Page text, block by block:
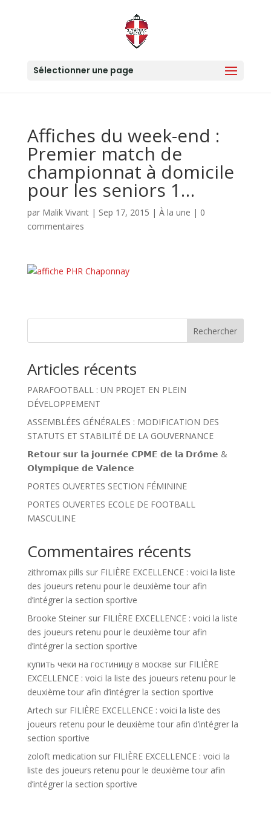
Sélectionner une page
Affiches du week-end :
Premier match de
championnat à domicile
pour les seniors 1…
par Malik Vivant| Sep 17, 2015 | À la une | 0
commentaires
Rechercher
Articles récents
PARAFOOTBALL : UN PROJET EN PLEIN
DÉVELOPPEMENT
ASSEMBLÉES GÉNÉRALES : MODIFICATION DES
STATUTS ET STABILITÉ DE LA GOUVERNANCE
𝗥𝗲𝘁𝗼𝘂𝗿 𝘀𝘂𝗿 𝗹𝗮 𝗷𝗼𝘂𝗿𝗻𝗲́𝗲 𝗖𝗣𝗠𝗘 𝗱𝗲 𝗹𝗮 𝗗𝗿𝗼̂𝗺𝗲 &
𝗢𝗹𝘆𝗺𝗽𝗶𝗾𝘂𝗲 𝗱𝗲 𝗩𝗮𝗹𝗲𝗻𝗰𝗲
PORTES OUVERTES SECTION FÉMININE
PORTES OUVERTES ECOLE DE FOOTBALL
MASCULINE
Commentaires récents
zithromax pills sur FILIÈRE EXCELLENCE : voici la liste
des joueurs retenu pour le deuxième tour afin
d’intégrer la section sportive
Brooke Steinersur FILIÈRE EXCELLENCE : voici la liste
des joueurs retenu pour le deuxième tour afin
d’intégrer la section sportive
купить чеки на гостиницу в москве sur FILIÈRE
EXCELLENCE : voici la liste des joueurs retenu pour le
deuxième tour afin d’intégrer la section sportive
Artech sur FILIÈRE EXCELLENCE : voici la liste des
joueurs retenu pour le deuxième tour afin d’intégrer la
section sportive
zoloft medication sur FILIÈRE EXCELLENCE : voici la
liste des joueurs retenu pour le deuxième tour afin
d’intégrer la section sportive